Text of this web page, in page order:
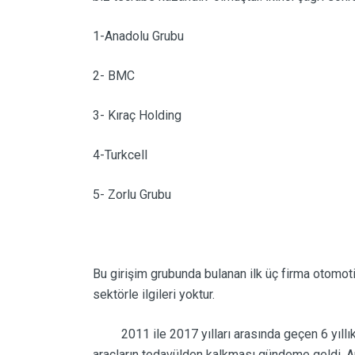
1-Anadolu Grubu
2- BMC
3- Kıraç Holding
4-Turkcell
5- Zorlu Grubu
Bu girişim grubunda bulanan ilk üç firma
sektörle ilgileri yoktur.
2011 ile 2017 yılları arasında geçen 6